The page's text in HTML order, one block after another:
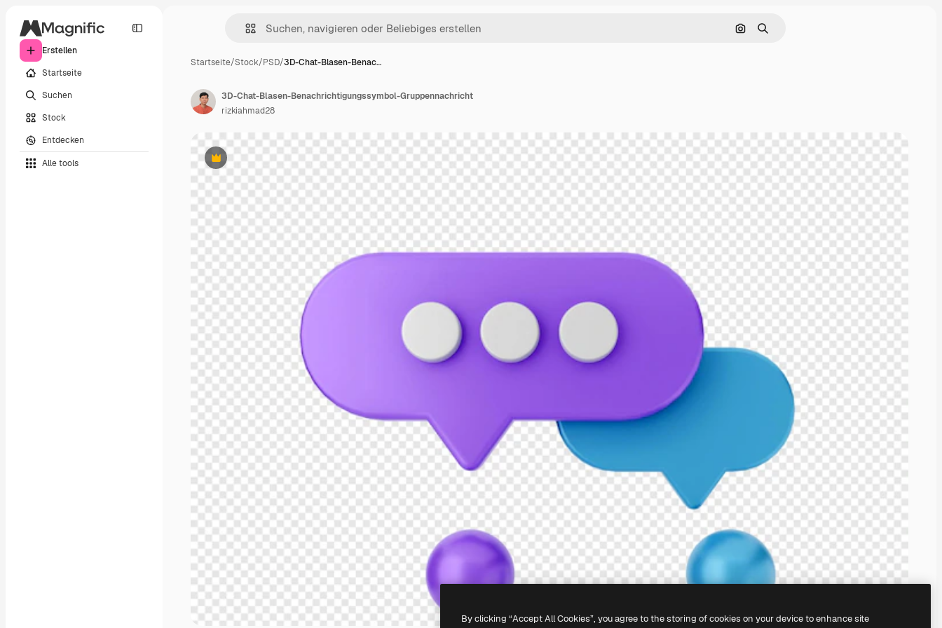
Erstellen
Startseite
Suchen
Stock
Entdecken
Alle tools
Nach Bild suchen
Suchen
Startseite/Stock/PSD/3D-Chat-Blasen-Benac…
Premium
3D-Chat-Blasen-Benachrichtigungssymbol-Gruppennachricht
rizkiahmad28
By clicking “Accept All Cookies”, you agree to the storing of cookies on your device to enhance site